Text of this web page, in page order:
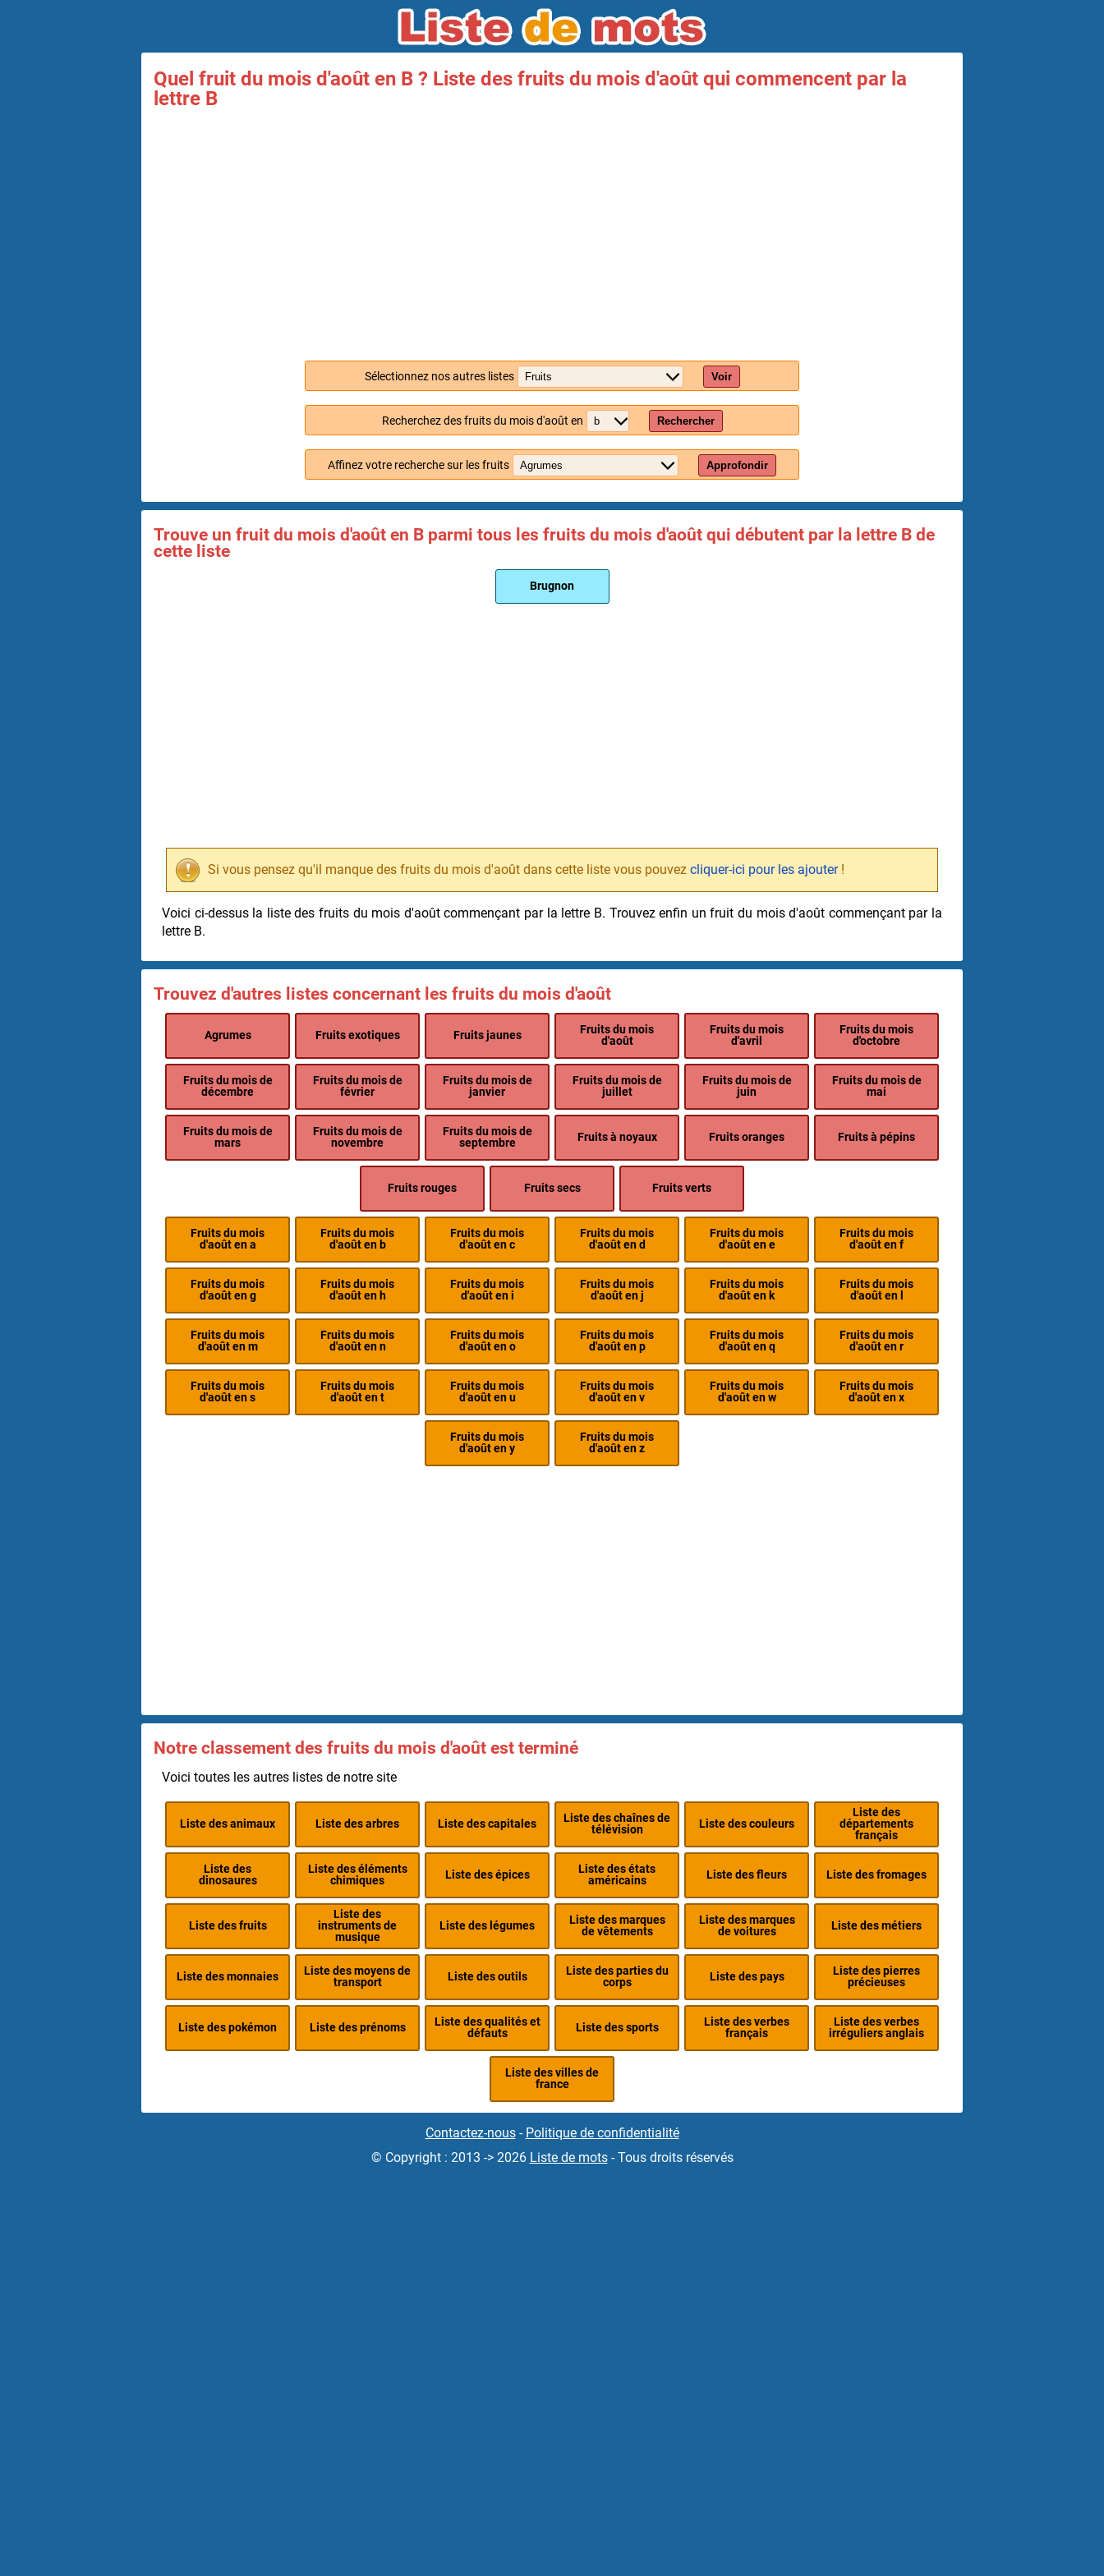
Quel fruit du mois d'août en B ? Liste des fruits du mois d'août qui commencent par la
lettre B
Sélectionnez nos autres listes Voir
Recherchez des fruits du mois d'août en Rechercher
Affinez votre recherche sur les fruits Approfondir
Trouve un fruit du mois d'août en B parmi tous les fruits du mois d'août qui débutent par la lettre B de
cette liste
Brugnon
Si vous pensez qu'il manque des fruits du mois d'août dans cette liste vous pouvez cliquer-ici pour les ajouter!
Voici ci-dessus la liste des fruits du mois d'août commençant par la lettre B. Trouvez enfin un fruit du mois d'août commençant par la
lettre B.
Trouvez d'autres listes concernant les fruits du mois d'août
Agrumes Fruits exotiques Fruits jaunes
Fruits du mois
d'août
Fruits du mois
d'avril
Fruits du mois
d'octobre
Fruits du mois de
décembre
Fruits du mois de
février
Fruits du mois de
janvier
Fruits du mois de
juillet
Fruits du mois de
juin
Fruits du mois de
mai
Fruits du mois de
mars
Fruits du mois de
novembre
Fruits du mois de
septembre
Fruits à noyaux Fruits oranges Fruits à pépins
Fruits rouges Fruits secs Fruits verts
Fruits du mois
d'août en a
Fruits du mois
d'août en b
Fruits du mois
d'août en c
Fruits du mois
d'août en d
Fruits du mois
d'août en e
Fruits du mois
d'août en f
Fruits du mois
d'août en g
Fruits du mois
d'août en h
Fruits du mois
d'août en i
Fruits du mois
d'août en j
Fruits du mois
d'août en k
Fruits du mois
d'août en l
Fruits du mois
d'août en m
Fruits du mois
d'août en n
Fruits du mois
d'août en o
Fruits du mois
d'août en p
Fruits du mois
d'août en q
Fruits du mois
d'août en r
Fruits du mois
d'août en s
Fruits du mois
d'août en t
Fruits du mois
d'août en u
Fruits du mois
d'août en v
Fruits du mois
d'août en w
Fruits du mois
d'août en x
Fruits du mois
d'août en y
Fruits du mois
d'août en z
Notre classement des fruits du mois d'août est terminé
Voici toutes les autres listes de notre site
Liste des animaux Liste des arbres Liste des capitales
Liste des chaînes de
télévision
Liste des couleurs
Liste des
départements
français
Liste des
dinosaures
Liste des éléments
chimiques
Liste des épices
Liste des états
américains
Liste des fleurs Liste des fromages
Liste des fruits
Liste des
instruments de
musique
Liste des légumes
Liste des marques
de vêtements
Liste des marques
de voitures
Liste des métiers
Liste des monnaies
Liste des moyens de
transport
Liste des outils
Liste des parties du
corps
Liste des pays
Liste des pierres
précieuses
Liste des pokémon Liste des prénoms
Liste des qualités et
défauts
Liste des sports
Liste des verbes
français
Liste des verbes
irréguliers anglais
Liste des villes de
france
Contactez-nous- Politique de confidentialité
© Copyright : 2013 -> 2026 Liste de mots- Tous droits réservés